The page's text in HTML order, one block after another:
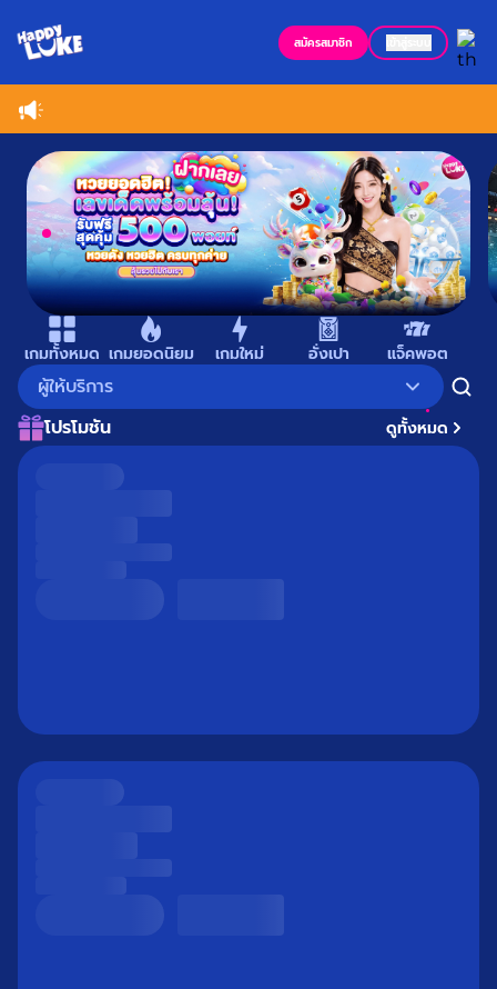
สมัครสมาชิก
Item
of
9
เกมทั้งหมด เกมยอดนิยม เกมใหม่ อั่งเปา แจ็คพอต
ผู้ให้บริการ
โปรโมชัน
ดูทั้งหมด